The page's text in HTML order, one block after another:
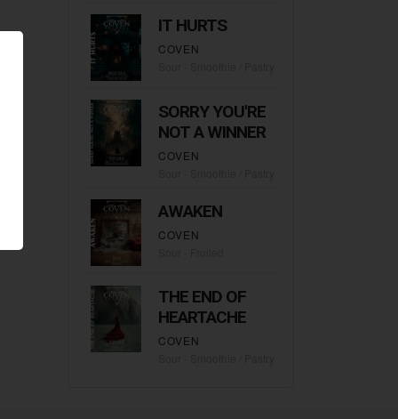
IT HURTS
COVEN
SORRY YOU'RE
NOT A WINNER
COVEN
AWAKEN
COVEN
THE END OF
HEARTACHE
COVEN